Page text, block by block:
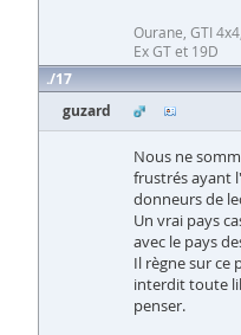
Ourane, GTI
Ex GT et 19D
17
guzard
Nous ne
frustrés ayant
donneurs de
Un vrai pays
avec le pays
Il règne sur ce
interdit toute
penser.